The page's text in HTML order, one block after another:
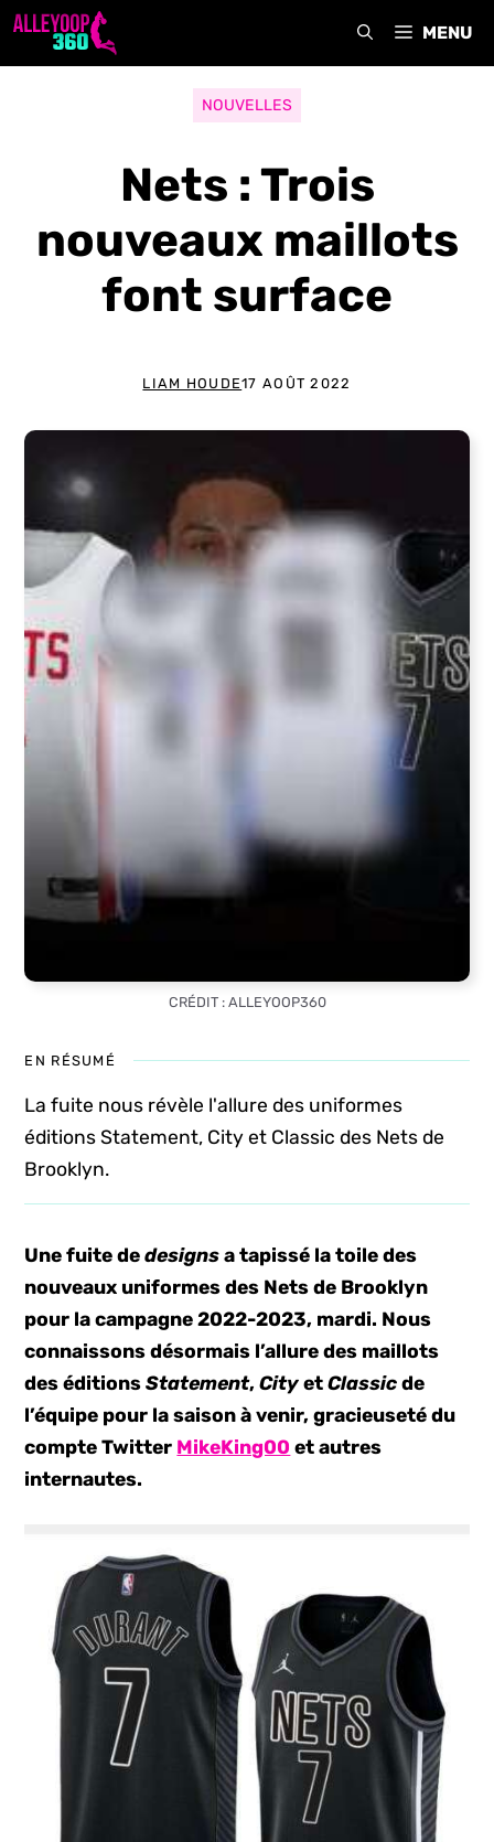
Aller
MENU
NOUVELLES
Nets : Trois
nouveaux maillots
font surface
LIAM HOUDE17 AOÛT 2022
CRÉDIT : ALLEYOOP360
EN RÉSUMÉ
La fuite nous révèle l'allure des uniformes
éditions Statement, City et Classic des Nets de
Brooklyn.
Une fuite dedesignsa tapissé la toile des
nouveaux uniformes des Nets de Brooklyn
pour la campagne 2022-2023, mardi. Nous
connaissons désormais l’allure des maillots
des éditionsStatement,CityetClassicde
l’équipe pour la saison à venir, gracieuseté du
compte Twitter MikeKing00 et autres
internautes.